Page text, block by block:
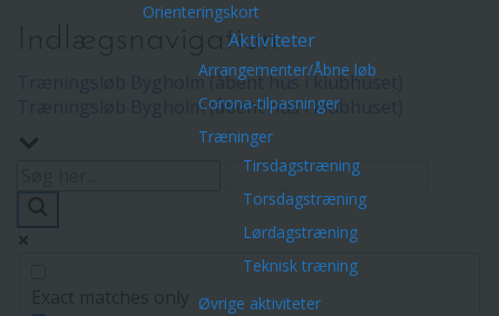
Orienteringskort
Aktiviteter
Arrangementer/Åbne løb
Corona-tilpasninger
Træninger
Tirsdagstræning
Torsdagstræning
Lørdagstræning
Teknisk træning
Øvrige aktiviteter
Indlægsnavigation
Træningsløb Bygholm (åbent hus i klubhuset)
Træningsløb Bygholm (åbent hus i klubhuset)